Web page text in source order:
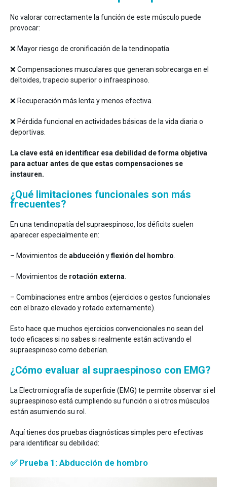
No valorar correctamente la función de este músculo puede
provocar:
❌ Mayor riesgo de cronificación de la tendinopatía.
❌ Compensaciones musculares que generan sobrecarga en el
deltoides, trapecio superior o infraespinoso.
❌ Recuperación más lenta y menos efectiva.
❌ Pérdida funcional en actividades básicas de la vida diaria o
deportivas.
La clave está en identificar esa debilidad de forma objetiva
para actuar antes de que estas compensaciones se
instauren.
¿Qué limitaciones funcionales son más
frecuentes?
En una tendinopatía del supraespinoso, los déficits suelen
aparecer especialmente en:
– Movimientos de abducción yflexión del hombro.
– Movimientos de rotación externa.
– Combinaciones entre ambos (ejercicios o gestos funcionales
con el brazo elevado y rotado externamente).
Esto hace que muchos ejercicios convencionales no sean del
todo eficaces si no sabes si realmente están activando el
supraespinoso como deberían.
¿Cómo evaluar al supraespinoso con EMG?
La Electromiografía de superficie (EMG) te permite observar si el
supraespinoso está cumpliendo su función o si otros músculos
están asumiendo su rol.
Aquí tienes dos pruebas diagnósticas simples pero efectivas
para identificar su debilidad:
✅ Prueba 1: Abducción de hombro